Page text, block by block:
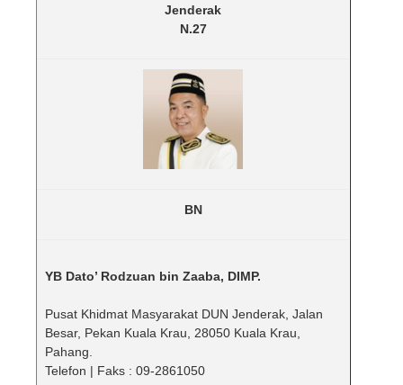
Jenderak
N.27
BN
YB Dato’ Rodzuan bin Zaaba, DIMP.
Pusat Khidmat Masyarakat DUN Jenderak, Jalan
Besar, Pekan Kuala Krau, 28050 Kuala Krau,
Pahang.
Telefon | Faks : 09-2861050